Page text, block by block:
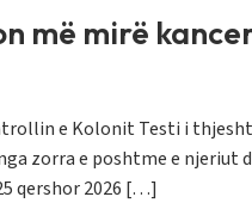
më mirë
e Kolonit Testi i
zorra e poshtme e
qershor 2026 […]